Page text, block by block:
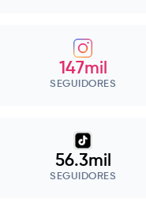
147mil
SEGUIDORES
56.3mil
SEGUIDORES